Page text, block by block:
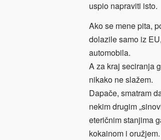
uspio napraviti isto.
Ako se mene pita,
dolazile samo iz
automobila.
A za kraj seciranja
nikako ne slažem.
Dapače, smatram
nekim drugim
eteričnim stanjima
kokainom i oružjem.